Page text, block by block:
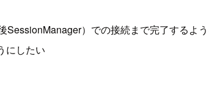
）での接続まで完了するよ
にしたい